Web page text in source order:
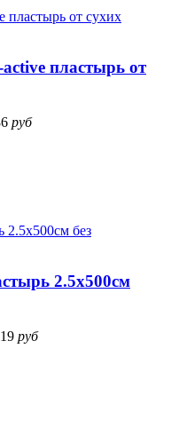
пластырь от
руб
2.5х500см
руб